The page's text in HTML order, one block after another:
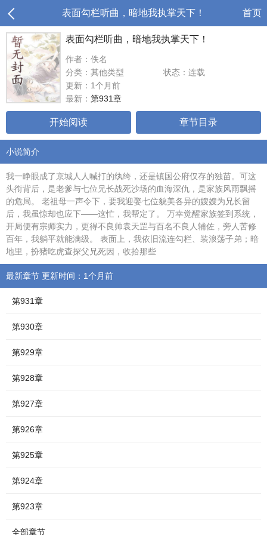
表面勾栏听曲，暗地我执掌天下！ 首页
表面勾栏听曲，暗地我执掌天下！
作者：佚名
分类：其他类型
状态：连载
更新：1个月前
最新： 第931章
开始阅读 章节目录
小说简介
我一睁眼成了京城人人喊打的纨绔，还是镇国公府仅存的独苗。可这
头衔背后，是老爹与七位兄长战死沙场的血海深仇，是家族风雨飘摇
的危局。 老祖母一声令下，要我迎娶七位貌美各异的嫂嫂为兄长留
后，我虽惊却也应下——这忙，我帮定了。 万幸觉醒家族签到系统，
开局便有宗师实力，更得不良帅袁天罡与百名不良人辅佐，旁人苦修
百年，我躺平就能满级。 表面上，我依旧流连勾栏、装浪荡子弟；暗
地里，扮猪吃虎查探父兄死因，收拾那些
最新章节 更新时间：1个月前
第931章
第930章
第929章
第928章
第927章
第926章
第925章
第924章
第923章
全部章节